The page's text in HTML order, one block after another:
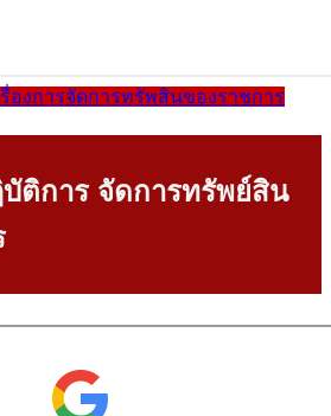
องการจัดการทรัพสินของราชการ
ติการ จัดการทรัพย์สิน